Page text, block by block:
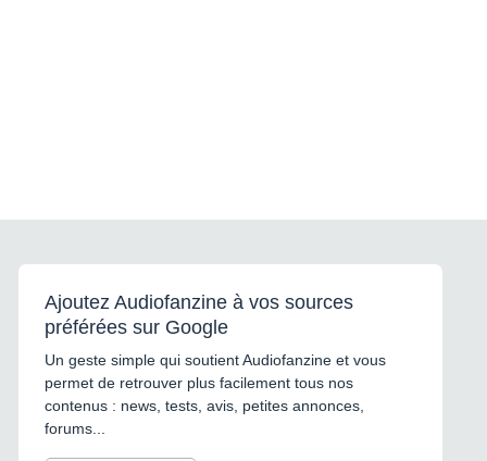
Ajoutez Audiofanzine à vos sources
préférées sur Google
Un geste simple qui soutient Audiofanzine et vous
permet de retrouver plus facilement tous nos
contenus : news, tests, avis, petites annonces,
forums...